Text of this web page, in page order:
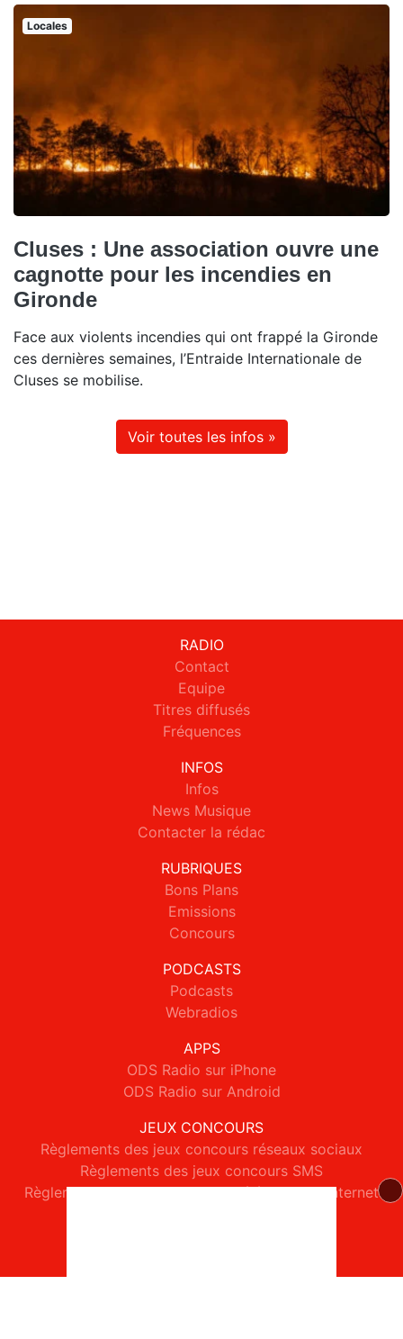
Locales
Cluses : Une association ouvre une
cagnotte pour les incendies en
Gironde
Face aux violents incendies qui ont frappé la Gironde
ces dernières semaines, l’Entraide Internationale de
Cluses se mobilise.
Voir toutes les infos »
RADIO
Contact
Equipe
Titres diffusés
Fréquences
INFOS
Infos
News Musique
Contacter la rédac
RUBRIQUES
Bons Plans
Emissions
Concours
PODCASTS
Podcasts
Webradios
APPS
ODS Radio sur iPhone
ODS Radio sur Android
JEUX CONCOURS
Règlements des jeux concours réseaux sociaux
Règlements des jeux concours SMS
Règlements des jeux concours téléphone et internet